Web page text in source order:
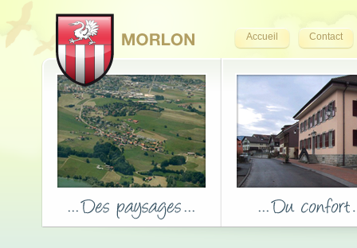
Accueil Contact